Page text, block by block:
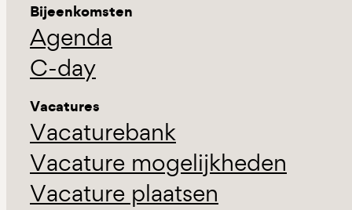
Bijeenkomsten
Agenda
C-day
Vacatures
Vacaturebank
Vacature mogelijkheden
Vacature plaatsen